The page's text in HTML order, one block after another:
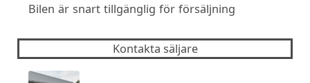
Bilen är snart tillgänglig för försäljning
Kontakta säljare